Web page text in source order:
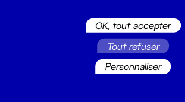
OK, tout accepter
Tout refuser
Personnaliser